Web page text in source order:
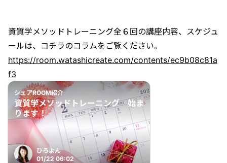
資質学メソッドトレーニング全６回の講座内容、スケジュ
ールは、コチラのコラムをご覧ください。
https://room.watashicreate.com/contents/ec9b08c81a
f3
シェアROOM紹介
資質学メソッドトレーニング 始ま
ります！
ひろよん
01/22 06:02